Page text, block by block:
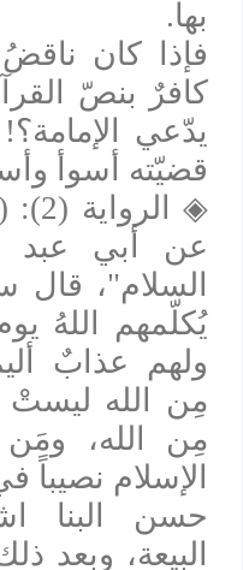
بها.
فإذا كان ناقضُ
كافرٌ بنصّ
يدّعي
قضيّته أسوأ
◈
عن أبي عبد
السلام"، قال
يُكلّمهم اللهُ
ولهم عذابٌ
مِن الله ليستْ
مِن الله،
الإسلام نصيباً
حسن البنا
البيعة، وبعد